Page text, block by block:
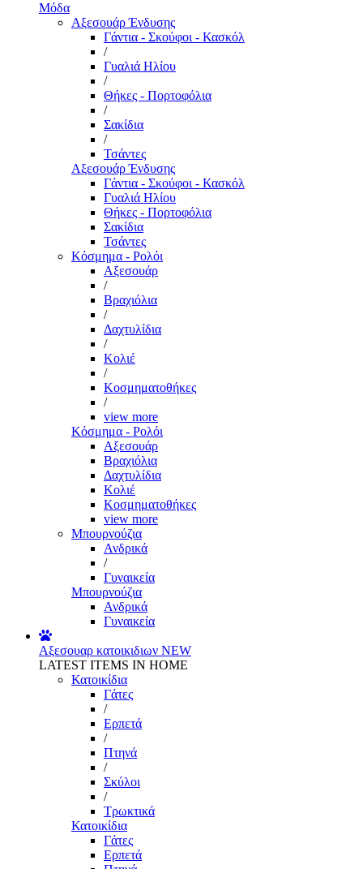
Μόδα
Αξεσουάρ Ένδυσης
Γάντια - Σκούφοι - Κασκόλ
/
Γυαλιά Ηλίου
/
Θήκες - Πορτοφόλια
/
Σακίδια
/
Τσάντες
Αξεσουάρ Ένδυσης
Γάντια - Σκούφοι - Κασκόλ
Γυαλιά Ηλίου
Θήκες - Πορτοφόλια
Σακίδια
Τσάντες
Κόσμημα - Ρολόι
Αξεσουάρ
/
Βραχιόλια
/
Δαχτυλίδια
/
Κολιέ
/
Κοσμηματοθήκες
/
view more
Κόσμημα - Ρολόι
Αξεσουάρ
Βραχιόλια
Δαχτυλίδια
Κολιέ
Κοσμηματοθήκες
view more
Μπουρνούζια
Ανδρικά
/
Γυναικεία
Μπουρνούζια
Ανδρικά
Γυναικεία
Αξεσουαρ κατοικιδιων NEW
LATEST ITEMS IN HOME
Κατοικίδια
Γάτες
/
Ερπετά
/
Πτηνά
/
Σκύλοι
/
Τρωκτικά
Κατοικίδια
Γάτες
Ερπετά